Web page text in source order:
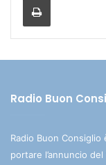
Radio Buon
Radio Buon
portare l’annuncio del